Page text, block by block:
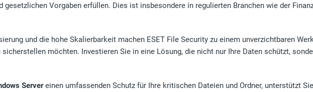
Vorgaben erfüllen. Dies ist insbesondere in regulierten Branchen wie der
und die hohe Skalierbarkeit machen ESET File Security zu einem unverzichtbaren
möchten. Investieren Sie in eine Lösung, die nicht nur Ihre Daten schützt,
Servereinen umfassenden Schutz für Ihre kritischen Dateien und Ordner, unterstützt